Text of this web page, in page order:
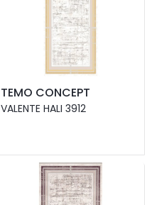
TEMO CONCEPT
VALENTE HALI 3912